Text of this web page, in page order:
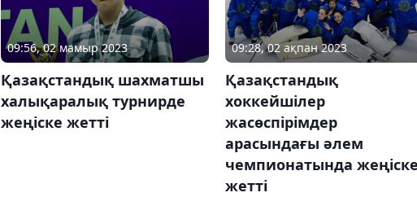
09:56, 02 мамыр 2023
Қазақстандық шахматшы
халықаралық турнирде
жеңіске жетті
09:28, 02 ақпан 2023
Қазақстандық
хоккейшілер
жасөспірімдер
арасындағы әлем
чемпионатында жеңіске
жетті